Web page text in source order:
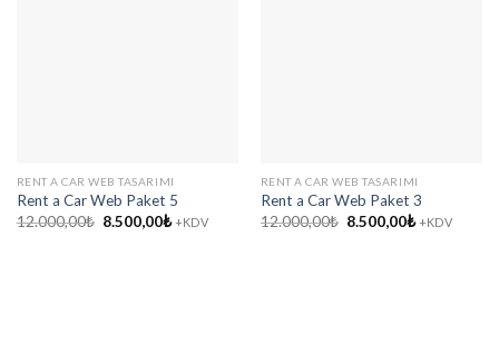
RENT A CAR WEB TASARIMI
Rent a Car Web Paket 5
12.000,00₺ Orijinal
8.500,00₺Şu
+KDV
RENT A CAR WEB TASARIMI
Rent a Car Web Paket 3
12.000,00₺ Orijinal
8.500,00₺Şu
+KDV